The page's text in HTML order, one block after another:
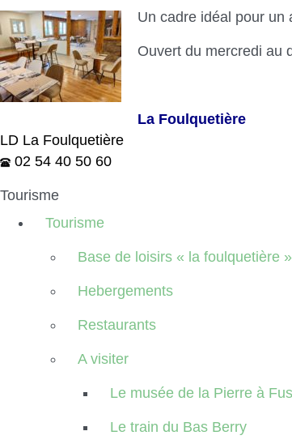
Un cadre idéal pour un
Ouvert du mercredi au
La Foulquetière
LD La Foulquetière
02 54 40 50 60
Tourisme
Tourisme
Base de loisirs « la foulquetière »
Hebergements
Restaurants
A visiter
Le musée de la Pierre à
Le train du Bas Berry